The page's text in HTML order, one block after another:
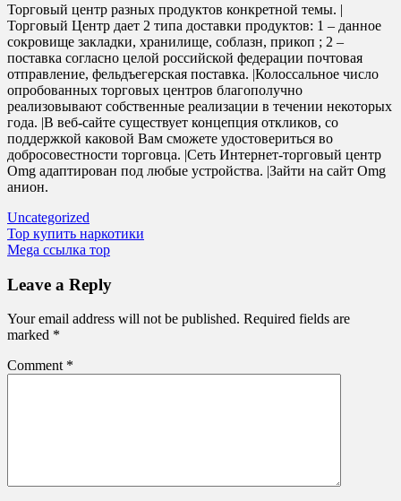
Торговый центр разных продуктов конкретной темы. |
Торговый Центр дает 2 типа доставки продуктов: 1 – данное
сокровище закладки, хранилище, соблазн, прикоп ; 2 –
поставка согласно целой российской федерации почтовая
отправление, фельдъегерская поставка. |Колоссальное число
опробованных торговых центров благополучно
реализовывают собственные реализации в течении некоторых
года. |В веб-сайте существует концепция откликов, со
поддержкой каковой Вам сможете удостовериться во
добросовестности торговца. |Сеть Интернет-торговый центр
Omg адаптирован под любые устройства. |Зайти на сайт Omg
анион.
Uncategorized
Post
navigation
Тор купить наркотики
Mega ссылка тор
Leave a Reply
Your email address will not be published. Required fields are
marked *
Comment *